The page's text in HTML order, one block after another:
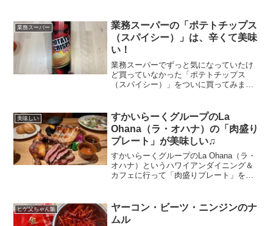
ご紹介。元々は、奥がガトーショコラを
作...
業務スーパー
業務スーパーの「ポテトチップス
（スパイシー）」は、辛くて美味
い！
業務スーパーでずっと気になっていたけ
ど買っていなかった「ポテトチップス
（スパイシー）」をついに買ってみまし
「ポテトチップス（スパイシー）」はあ
とから来る辛さが、少し強め...
美味しい
すかいらーくグループのLa
Ohana（ラ・オハナ）の「肉盛り
プレート」が美味しい♫
すかいらーくグループのLa Ohana（ラ・
オハナ）というハワイアンダイニング＆
カフェに行って「肉盛りプレート」を食
らーくグループのLa Ohana（ラ・オハ
ナ）La ...
ヒゲ父ちゃん飯
ヤーコン・ビーツ・ニンジンのナ
ムル